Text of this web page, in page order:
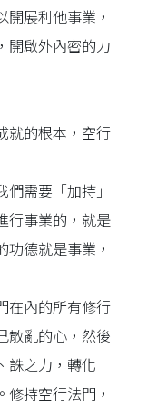
開展利他事業，
開啟外內密的力
就的根本，空行
需要「加持」
行事業的，就是
功德就是事業，
在內的所有修行
散亂的心，然後
誅之力，轉化
修持空行法門，